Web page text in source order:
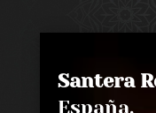
Santera
España,